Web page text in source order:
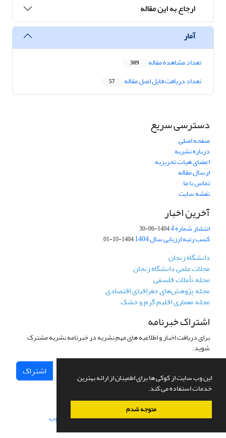
این وب سایت از کوکی ها برای اطمینان از ارائه بهترین
خدمات استفاده می کند.
متوجه شدم
ارجاع به این مقاله
آمار
تعداد مشاهده مقاله 309
تعداد دریافت فایل اصل مقاله 57
دسترسی سریع
صفحه اصلی
درباره نشریه
اعضای هیات تحریریه
ارسال مقاله
تماس با ما
نقشه سایت
آخرین اخبار
انتشار شماره 4 1404-06-30
کسب رتبه ارزیابی سال 1404 1404-10-01
دانشگاه زنجان
مجلات علمی دانشگاه زنجان
مجله تأملات فلسفی
مجله پژوهش‌های جغرافیای اقتصادی
مجله معماری اقلیم گرم و خشک
اشتراک خبرنامه
برای دریافت اخبار و اطلاعیه های مهم نشریه در خبرنامه نشریه مشترک
شوید.
اشتراک
سامانه مدیریت نشریات علمی.طراحی و پیاده سازی از سیناوب